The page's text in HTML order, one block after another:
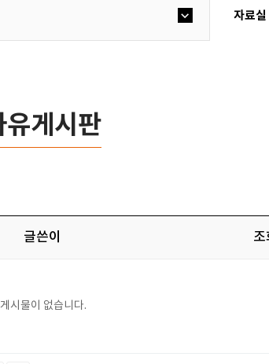
자료실
유게시판
글쓴이 조
게시물이 없습니다.